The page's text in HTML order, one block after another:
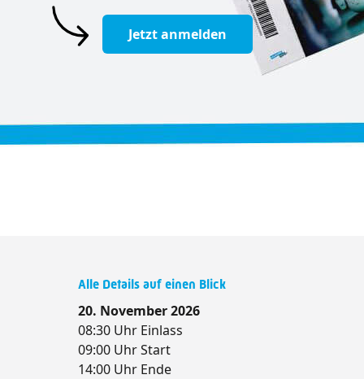
Jetzt anmelden
Alle Details auf einen Blick
20. November 2026
08:30 Uhr Einlass
09:00 Uhr Start
14:00 Uhr Ende